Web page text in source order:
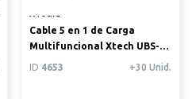
Cable 5 en 1 de Carga
Multifuncional Xtech UBS-
A/Tipoc C-Micro usb-Light...
ID 4653 +30 Unid.